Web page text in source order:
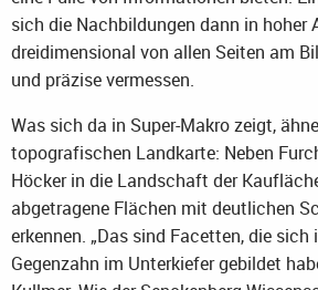
sich die Nachbildungen dann in hoher
dreidimensional von allen Seiten am
und präzise vermessen.
Was sich da in Super-Makro zeigt,
topografischen Landkarte: Neben
Höcker in die Landschaft der
abgetragene Flächen mit deutlichen
erkennen. „Das sind Facetten, die
Gegenzahn im Unterkiefer gebildet